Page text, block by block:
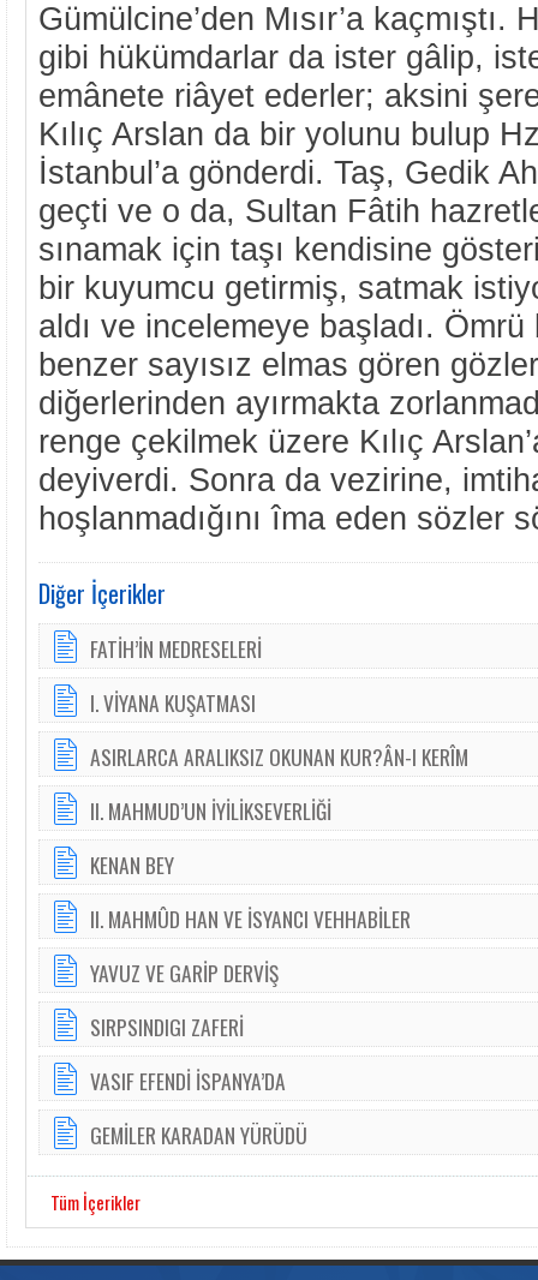
Gümülcine’den Mısır’a
gibi hükümdarlar da ister gâlip,
emânete riâyet ederler; aksini
Kılıç Arslan da bir yolunu bulup
İstanbul’a gönderdi. Taş, Gedik
geçti ve o da, Sultan Fâtih
sınamak için taşı kendisine
bir kuyumcu getirmiş, satmak
aldı ve incelemeye başladı.
benzer sayısız elmas gören
diğerlerinden ayırmakta
renge çekilmek üzere Kılıç
deyiverdi. Sonra da vezirine,
hoşlanmadığını îma eden sözler
Diğer İçerikler
FATİH’İN MEDRESELERİ
I. VİYANA KUŞATMASI
ASIRLARCA ARALIKSIZ OKUNAN KUR?ÂN-I KERÎM
II. MAHMUD’UN İYİLİKSEVERLİĞİ
KENAN BEY
II. MAHMÛD HAN VE İSYANCI VEHHABİLER
YAVUZ VE GARİP DERVİŞ
SIRPSINDIGI ZAFERİ
VASIF EFENDİ İSPANYA’DA
GEMİLER KARADAN YÜRÜDÜ
Tüm İçerikler